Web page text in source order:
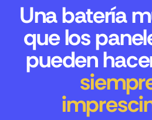
Una batería
que los
pueden